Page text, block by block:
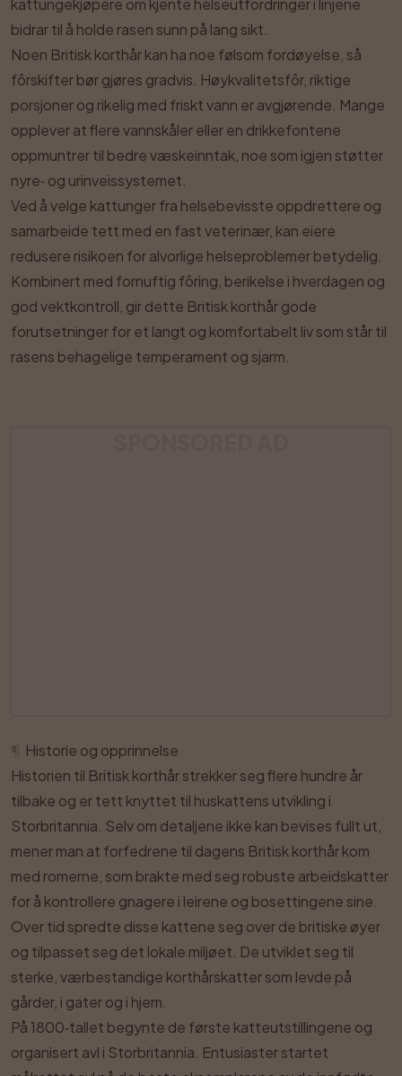
kattungekjøpere om kjente helseutfordringer i linjene
bidrar til å holde rasen sunn på lang sikt.
Noen Britisk korthår kan ha noe følsom fordøyelse, så
fôrskifter bør gjøres gradvis. Høykvalitetsfôr, riktige
porsjoner og rikelig med friskt vann er avgjørende. Mange
opplever at flere vannskåler eller en drikkefontene
oppmuntrer til bedre væskeinntak, noe som igjen støtter
nyre‑ og urinveissystemet.
Ved å velge kattunger fra helsebevisste oppdrettere og
samarbeide tett med en fast veterinær, kan eiere
redusere risikoen for alvorlige helseproblemer betydelig.
Kombinert med fornuftig fôring, berikelse i hverdagen og
god vektkontroll, gir dette Britisk korthår gode
forutsetninger for et langt og komfortabelt liv som står til
rasens behagelige temperament og sjarm.
Historie og opprinnelse
Historien til Britisk korthår strekker seg flere hundre år
tilbake og er tett knyttet til huskattens utvikling i
Storbritannia. Selv om detaljene ikke kan bevises fullt ut,
mener man at forfedrene til dagens Britisk korthår kom
med romerne, som brakte med seg robuste arbeidskatter
for å kontrollere gnagere i leirene og bosettingene sine.
Over tid spredte disse kattene seg over de britiske øyer
og tilpasset seg det lokale miljøet. De utviklet seg til
sterke, værbestandige korthårskatter som levde på
gårder, i gater og i hjem.
På 1800‑tallet begynte de første katteutstillingene og
organisert avl i Storbritannia. Entusiaster startet